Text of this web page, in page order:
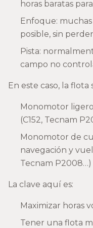
horas baratas
Enfoque:
posible, sin
Pista:
campo no
En este caso, la
Monomotor
(C152, Tecnam
Monomotor de
navegación y
Tecnam P2008…)
La clave aquí es:
Maximizar horas
Tener una flota